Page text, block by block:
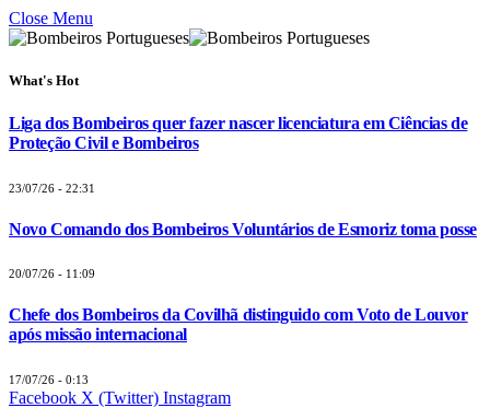
Close Menu
What's Hot
Liga dos Bombeiros quer fazer nascer licenciatura em Ciências de
Proteção Civil e Bombeiros
23/07/26 - 22:31
Novo Comando dos Bombeiros Voluntários de Esmoriz toma posse
20/07/26 - 11:09
Chefe dos Bombeiros da Covilhã distinguido com Voto de Louvor
após missão internacional
17/07/26 - 0:13
Facebook X (Twitter) Instagram